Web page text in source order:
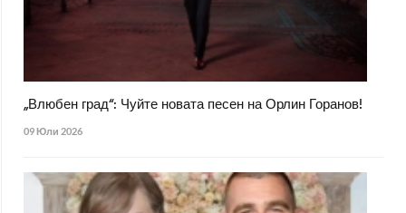
„Влюбен град“: Чуйте новата песен на Орлин Горанов!
09 Юли 2026